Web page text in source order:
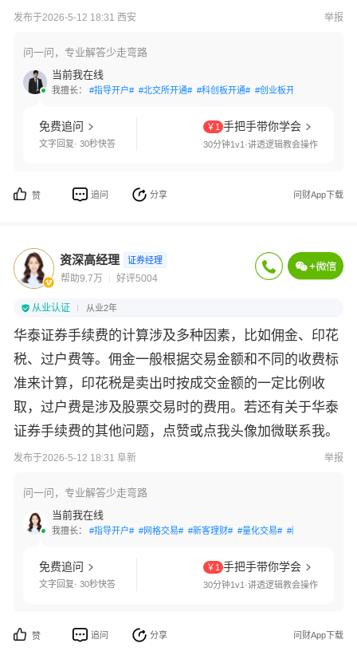
发布于2026-5-12 18:31 西安 举报
问一问，专业解答少走弯路
当前我在线
我擅长： #指导开户# #北交所开通# #科创板开通# #创业板开通#
免费追问
文字回复· 30秒快答
￥1 手把手带你学会
30分钟1v1·讲透逻辑教会操作
赞 追问 分享 问财App下载
资深高经理 证券经理
帮助9.7万 好评5004
从业认证 从业2年
华泰证券手续费的计算涉及多种因素，比如佣金、印花
税、过户费等。佣金一般根据交易金额和不同的收费标
准来计算，印花税是卖出时按成交金额的一定比例收
取，过户费是涉及股票交易时的费用。若还有关于华泰
证券手续费的其他问题，点赞或点我头像加微联系我。
发布于2026-5-12 18:31 阜新 举报
问一问，专业解答少走弯路
当前我在线
我擅长： #指导开户# #网格交易# #新客理财# #量化交易# #融资融券#
免费追问
文字回复· 30秒快答
￥1 手把手带你学会
30分钟1v1·讲透逻辑教会操作
赞 追问 分享 问财App下载